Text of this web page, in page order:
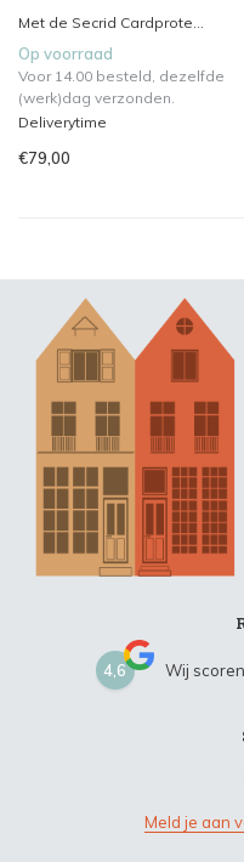
Met de Secrid Cardprote...
Op voorraad
Voor 14.00 besteld, dezelfde
(werk)dag verzonden.
Deliverytime
€79,00
4,6 Wij
Meld je aan